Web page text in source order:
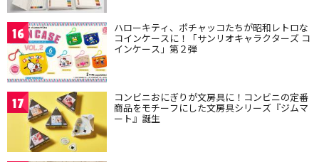
16 ハローキティ、ポチャッコたちが昭和レトロな
コインケースに！「サンリオキャラクターズ コ
インケース」第２弾
17 コンビニおにぎりが文房具に！コンビニの定番
商品をモチーフにした文房具シリーズ『ジムマ
ート』誕生